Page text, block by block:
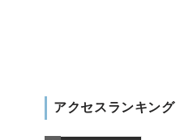
アクセスランキング